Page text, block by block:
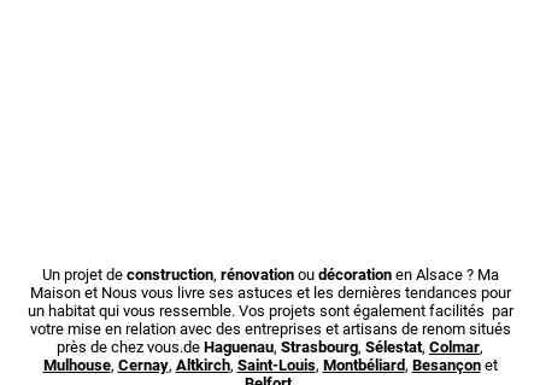
Un projet de construction, rénovationou décorationen Alsace ? Ma
Maison et Nous vous livre ses astuces et les dernières tendances pour
un habitat qui vous ressemble. Vos projets sont également facilités par
votre mise en relation avec des entreprises et artisans de renom situés
près de chez vous.de Haguenau, Strasbourg, Sélestat, Colmar,
Mulhouse, Cernay, Altkirch, Saint-Louis, Montbéliard, Besançonet